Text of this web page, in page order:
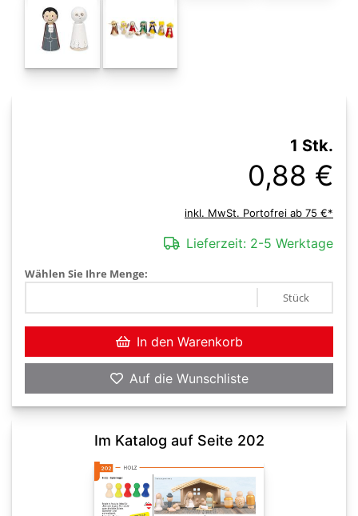
1 Stk.
0,88 €
inkl. MwSt. Portofrei ab 75 €*
Lieferzeit: 2-5 Werktage
Wählen Sie Ihre Menge:
Stück
In den Warenkorb
Auf die Wunschliste
Im Katalog auf Seite 202